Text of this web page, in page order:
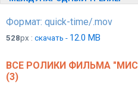
Формат: quick-time/.mov
528px : скачать - 12.0 MB
ВСЕ РОЛИКИ ФИЛЬМА
(3)